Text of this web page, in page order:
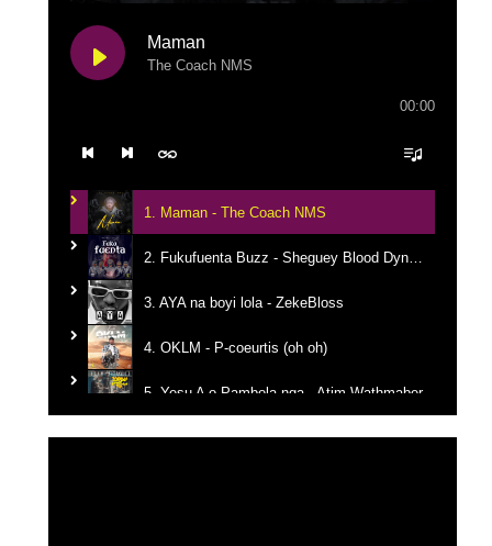
Maman
The Coach NMS
00:00
1. Maman - The Coach NMS
3. AYA na boyi lola - ZekeBloss
4. OKLM - P-coeurtis (oh oh)
5. Yesu A o Pambola nga - Atim Wathmaber
6. Tikanga na yemba - Candy Mulamba